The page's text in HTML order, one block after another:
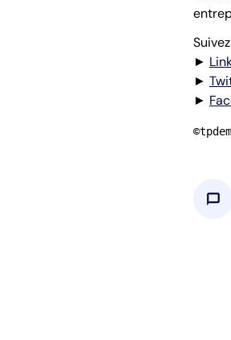
►
►
►
chat_bubble